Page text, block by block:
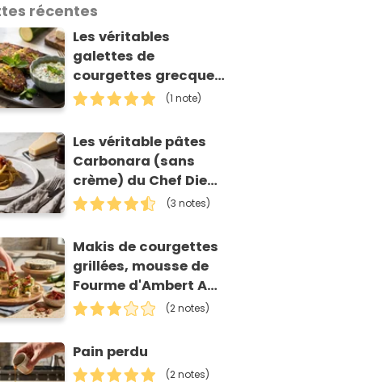
récentes
Les véritables
galettes de
courgettes grecques
(kolokithokeftedes)
(1 note)
Les véritable pâtes
Carbonara (sans
crème) du Chef Diego
Accettulli
(3 notes)
Makis de courgettes
grillées, mousse de
Fourme d'Ambert AOP
et tomates séchées
(2 notes)
Pain perdu
(2 notes)